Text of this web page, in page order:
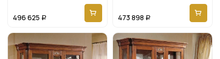
496 625 Р 473 898 Р